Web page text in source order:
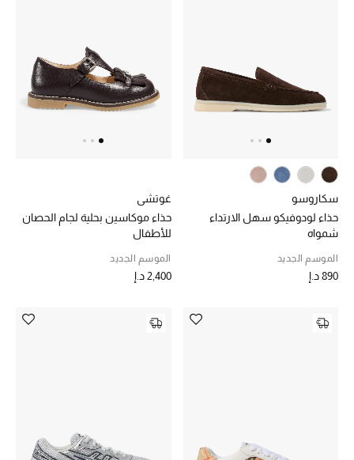
غرفة الطعام
الديكورات والإكسسوارات
الأثاث
الشراشف
الحمام
الشموع والعطور المنزلية
سكاروسو
حذاء لودوفيكو سهل الارتداء
شمواه
الموسم الجديد
890 د.إ
غوتشي
حذاء موكاسين بحلية لجام الحصان
للأطفال
الموسم الجديد
2,400 د.إ